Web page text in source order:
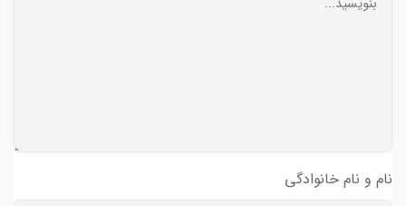
نام و نام خانوادگی